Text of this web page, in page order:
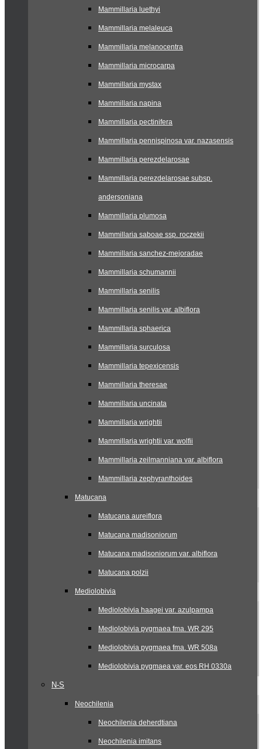
Mammillaria luethyi
Mammillaria melaleuca
Mammillaria melanocentra
Mammillaria microcarpa
Mammillaria mystax
Mammillaria napina
Mammillaria pectinifera
Mammillaria pennispinosa var. nazasensis
Mammillaria perezdelarosae
Mammillaria perezdelarosae subsp.
andersoniana
Mammillaria plumosa
Mammillaria saboae ssp. roczekii
Mammillaria sanchez-mejoradae
Mammillaria schumannii
Mammillaria senilis
Mammillaria senilis var. albiflora
Mammillaria sphaerica
Mammillaria surculosa
Mammillaria tepexicensis
Mammillaria theresae
Mammillaria uncinata
Mammillaria wrightii
Mammillaria wrightii var. wolfii
Mammillaria zeilmanniana var. albiflora
Mammillaria zephyranthoides
Matucana
Matucana aureiflora
Matucana madisoniorum
Matucana madisoniorum var. albiflora
Matucana polzii
Mediolobivia
Mediolobivia haagei var. azulpampa
Mediolobivia pygmaea fma. WR 295
Mediolobivia pygmaea fma. WR 508a
Mediolobivia pygmaea var. eos RH 0330a
N-S
Neochilenia
Neochilenia deherdtiana
Neochilenia imitans